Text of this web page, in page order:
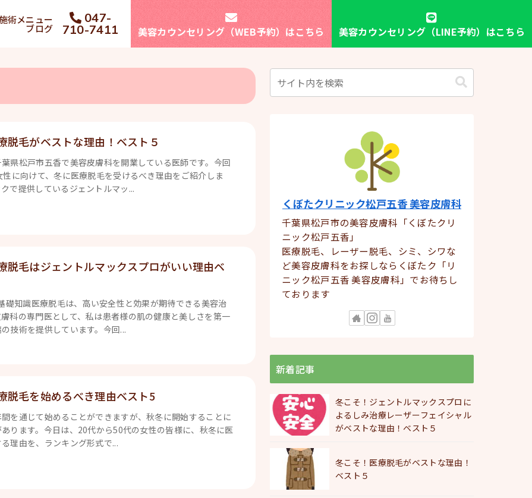
術メニュー
ブログ
047-
710-7411
美容カウンセリング（WEB予約）はこちら 美容カウンセリング（LINE予約）はこちら
脱毛がベストな理由！ベスト５
県松戸市五香で美容皮膚科を開業している医師です。今回
性に向けて、冬に医療脱毛を受けるべき理由をご紹介しま
で提供しているジェントルマッ...
脱毛はジェントルマックスプロがいい理由ベ
礎知識医療脱毛は、高い安全性と効果が期待できる美容治
科の専門医として、私は患者様の肌の健康と美しさを第一
技術を提供しています。今回...
脱毛を始めるべき理由ベスト5
を通じて始めることができますが、秋冬に開始することに
ります。今日は、20代から50代の女性の皆様に、秋冬に医
理由を、ランキング形式で...
くぼたクリニック松戸五香 美容皮膚科
千葉県松戸市の美容皮膚科「くぼたクリ
ニック松戸五香」
医療脱毛、レーザー脱毛、シミ、シワな
ど美容皮膚科をお探しならくぼたク「リ
ニック松戸五香 美容皮膚科」でお待ちし
ております
新着記事
冬こそ！ジェントルマックスプロに
よるしみ治療レーザーフェイシャル
がベストな理由！ベスト５
冬こそ！医療脱毛がベストな理由！
ベスト５